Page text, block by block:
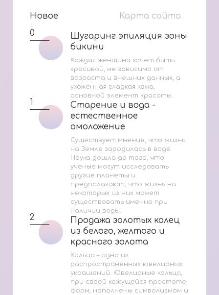
Новое
Карта сайта
0
Шугаринг эпиляция зоны
бикини
Шугаринг эпиляция зоны
бикини
Каждая женщина хочет быть
красивой, не зависимо от
возраста и внешних данных, а
ухоженная гладкая кожа,
основной элемент красоты.
1
Старение и вода -
естественное
омоложение
Старение и вода -
естественное
омоложение
Существует мнение, что жизнь
на Земле зародилась в воде.
Наука дошла до того, что
ученые могут исследовать
другие планеты и
предполагают, что жизнь на
некоторых из них может
существовать именно при
наличии воды.
2
Продажа золотых колец
из белого, желтого и
красного золота
Продажа золотых колец
из белого, желтого и
красного золота
Кольцо – одно из
распространенных ювелирных
украшений. Ювелирные кольца,
при своей кажущейся простоте
форм, наполнены символизмом и